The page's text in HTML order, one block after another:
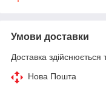
Умови доставки
Доставка здійснюється
Нова Пошта